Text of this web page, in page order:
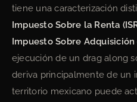
tiene una caracterización
Impuesto Sobre la Renta
Impuesto Sobre Adquisición
ejecución de un drag along
deriva principalmente de un
territorio mexicano puede